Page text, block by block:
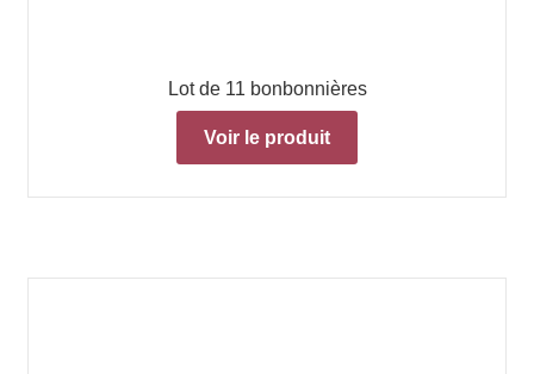
Lot de 11 bonbonnières
Voir le produit